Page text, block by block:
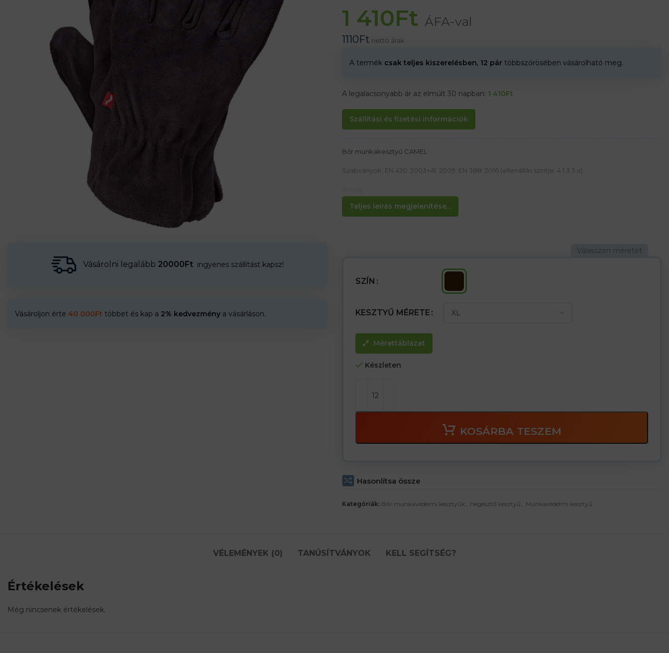
Vásárolni legalább 20000Ft ingyenes szállítást kapsz!
Vásároljon érte 40 000Ft többet és kap a 2% kedvezmény a vásárláson.
1 410Ft ÁFA-val
1110Ft nettó árak
A termék csak teljes kiszerelésben, 12 pár többszörösében vásárolható meg.
A legalacsonyabb ár az elmúlt 30 napban: 1 410Ft
Szállítási és fizetési információk
Teljes leírás megjelenítése...
Bőr munkakesztyű CAMEL
Szabványok: EN 420: 2003+A1: 2009, EN 388: 2016 (ellenállás szintje: 4 1 3 3 x)
Osztott tehénbőrből készül
Jellemzők:
< /p >SZÍN
KESZTYŰ MÉRETE
Mérettáblázat
Készleten
KOSÁRBA TESZEM
Hasonlítsa össze
Kategóriák: Bőr munkavédelmi kesztyűk , Hegesztő kesztyű , Munkavédelmi kesztyű
VÉLEMÉNYEK (0) TANÚSÍTVÁNYOK KELL SEGÍTSÉG?
Értékelések
Még nincsenek értékelések.